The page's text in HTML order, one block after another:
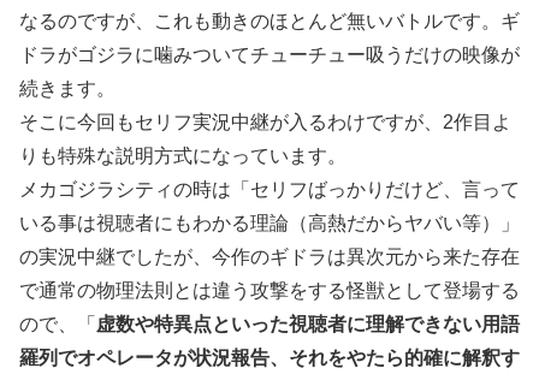
なるのですが、これも動きのほとんど無いバトルです。ギ
ドラがゴジラに噛みついてチューチュー吸うだけの映像が
続きます。
そこに今回もセリフ実況中継が入るわけですが、2作目よ
りも特殊な説明方式になっています。
メカゴジラシティの時は「セリフばっかりだけど、言って
いる事は視聴者にもわかる理論（高熱だからヤバい等）」
の実況中継でしたが、今作のギドラは異次元から来た存在
で通常の物理法則とは違う攻撃をする怪獣として登場する
ので、「 虚数や特異点といった視聴者に理解できない用語
羅列でオペレータが状況報告、それをやたら的確に解釈す